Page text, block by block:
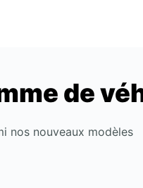
de
nos nouveaux modèles